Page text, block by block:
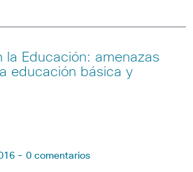
la Educación: amenazas
educación básica y
- 0 comentarios